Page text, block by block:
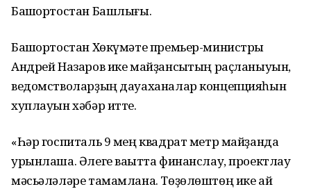
Башҡортостан Башлығы.
Башҡортостан Хөкүмәте премьер-министры
Андрей Назаров ике майҙансыҡтың раҫланыуын,
ведомстволарҙың дауаханалар концепцияһын
хуплауын хәбәр итте.
«Һәр госпиталь 9 мең квадрат метр майҙанда
урынлаша. Әлеге ваҡытта финанслау, проектлау
мәсьәләләре тамамлана. Төҙөлөштөң ике ай